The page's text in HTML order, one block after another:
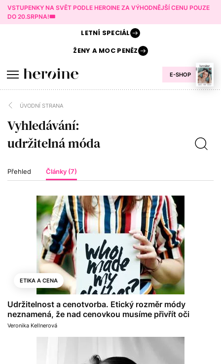
VSTUPENKY NA SVĚT PODLE HEROINE ZA VÝHODNĚJŠÍ CENU POUZE
DO 20.SRPNA!🎟️
E-SHOP
LETNÍ SPECIÁL
ŽENY AMOC PENĚZ
ÚVODNÍ STRANA
Vyhledávání:
Přehled Články (7)
ETIKA A CENA
Udržitelnost a cenotvorba. Etický rozměr módy
neznamená, že nad cenovkou musíme přivřít oči
Veronika Kellnerová